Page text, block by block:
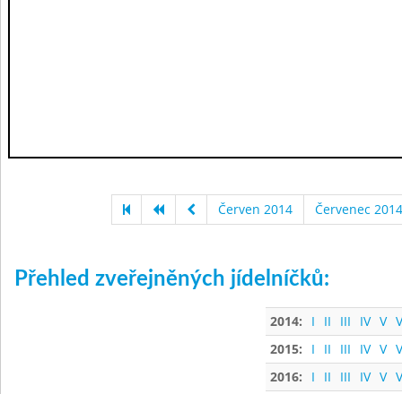
Červen 2014 Červenec 2014
Přehled zveřejněných jídelníčků:
2014: I II III IV V
2015:
I II III IV V
2016:
I II III IV V